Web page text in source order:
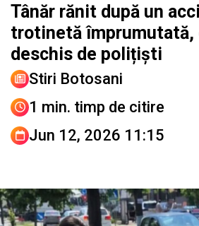
Tânăr rănit după un
trotinetă împrumutată,
deschis de polițiști
Stiri Botosani
1 min. timp de citire
Jun 12, 2026 11:15